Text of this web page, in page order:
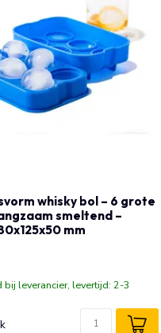
whisky bol – 6 grote
smeltend –
mm
bij leverancier, levertijd: 2-3